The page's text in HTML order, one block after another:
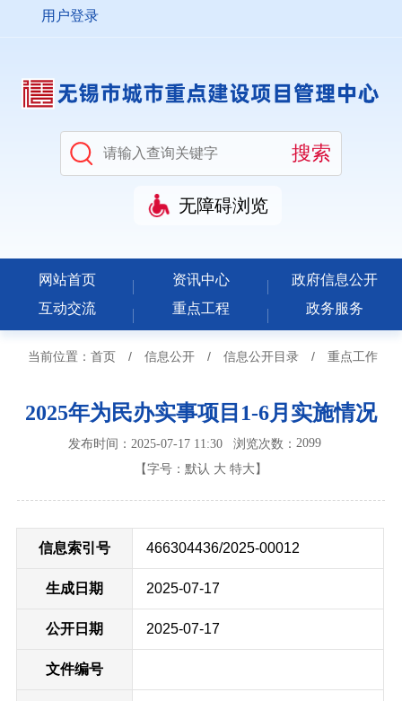
用户登录
无障碍浏览
网站首页 资讯中心
政府信息公开
互动交流
重点工程 政务服务
当前位置： 首页 / 信息公开 / 信息公开目录 / 重点工作
2025年为民办实事项目1-6月实施情况
发布时间：2025-07-17 11:30浏览次数：2099
【字号： 默认 大 特大 】
信息索引号 466304436/2025-00012
生成日期 2025-07-17
公开日期 2025-07-17
文件编号